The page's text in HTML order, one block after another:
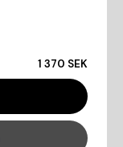
1 370 SEK